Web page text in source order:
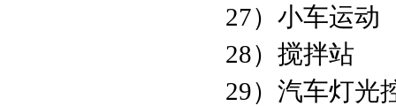
27）小车运动
28）搅拌站
29）汽车灯光